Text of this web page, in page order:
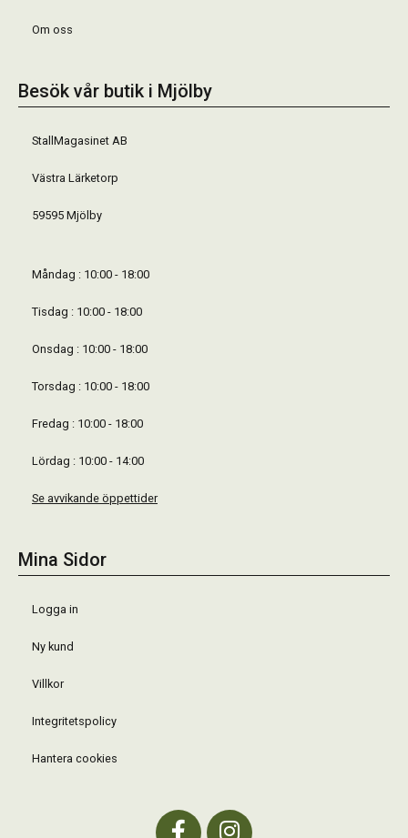
Om oss
Besök vår butik i Mjölby
StallMagasinet AB
Västra Lärketorp
59595 Mjölby
Måndag : 10:00 - 18:00
Tisdag : 10:00 - 18:00
Onsdag : 10:00 - 18:00
Torsdag : 10:00 - 18:00
Fredag : 10:00 - 18:00
Lördag : 10:00 - 14:00
Se avvikande öppettider
Mina Sidor
Logga in
Ny kund
Villkor
Integritetspolicy
Hantera cookies